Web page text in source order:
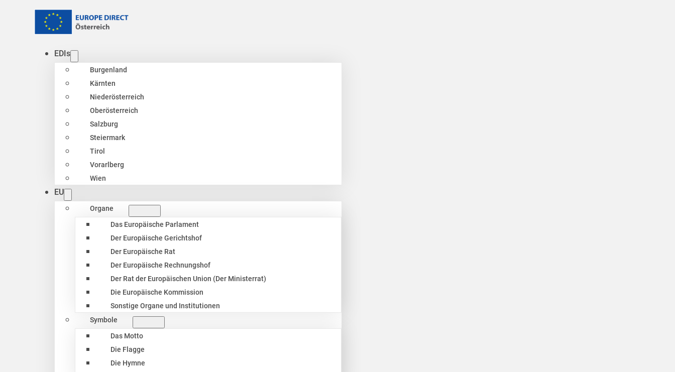
EDIs
Burgenland
Kärnten
Niederösterreich
Oberösterreich
Salzburg
Steiermark
Tirol
Vorarlberg
Wien
EU
Organe
Das Europäische Parlament
Der Europäische Gerichtshof
Der Europäische Rat
Der Europäische Rechnungshof
Der Rat der Europäischen Union (Der Ministerrat)
Die Europäische Kommission
Sonstige Organe und Institutionen
Symbole
Das Motto
Die Flagge
Die Hymne